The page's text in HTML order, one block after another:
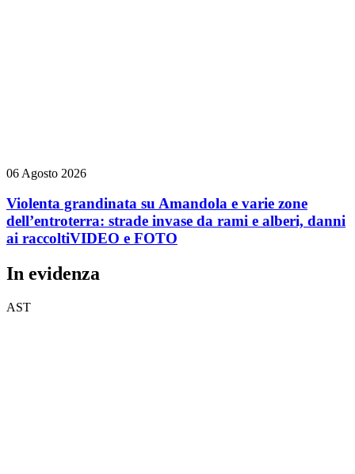
06 Agosto 2026
Violenta grandinata su Amandola e varie zone
dell’entroterra: strade invase da rami e alberi, danni
ai raccoltiVIDEO e FOTO
In evidenza
AST